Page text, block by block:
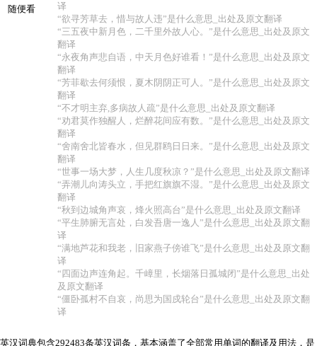
随便看
译
“欲寻芳草去，惜与故人违”是什么意思_出处及原文翻译
“三五夜中新月色，二千里外故人心。”是什么意思_出处及原文
翻译
“永夜角声悲自语，中天月色好谁看！”是什么意思_出处及原文
翻译
“芳菲歇去何须恨，夏木阴阴正可人。”是什么意思_出处及原文
翻译
“不才明主弃,多病故人疏”是什么意思_出处及原文翻译
“劝君莫作独醒人，烂醉花间应有数。”是什么意思_出处及原文
翻译
“舍南舍北皆春水，但见群鸥日日来。”是什么意思_出处及原文
翻译
“世事一场大梦，人生几度秋凉？”是什么意思_出处及原文翻译
“弄潮儿向涛头立，手把红旗旗不湿。”是什么意思_出处及原文
翻译
“秋到边城角声哀，烽火照高台”是什么意思_出处及原文翻译
“平生肺腑无言处，白发吾唐一逸人”是什么意思_出处及原文翻
译
“满地芦花和我老，旧家燕子傍谁飞”是什么意思_出处及原文翻
译
“四面边声连角起。千嶂里，长烟落日孤城闭”是什么意思_出处
及原文翻译
“僵卧孤村不自哀，尚思为国戍轮台”是什么意思_出处及原文翻
译
英汉词典包含292483条英汉词条，基本涵盖了全部常用单词的翻译及用法，是